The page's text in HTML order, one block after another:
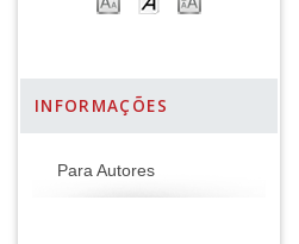
INFORMAÇÕES
Para Autores